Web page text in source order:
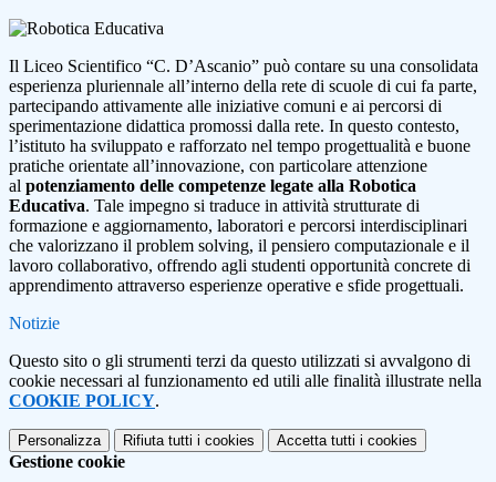
Il Liceo Scientifico “C. D’Ascanio” può contare su una consolidata
esperienza pluriennale all’interno della rete di scuole di cui fa parte,
partecipando attivamente alle iniziative comuni e ai percorsi di
sperimentazione didattica promossi dalla rete. In questo contesto,
l’istituto ha sviluppato e rafforzato nel tempo progettualità e buone
pratiche orientate all’innovazione, con particolare attenzione
al potenziamento delle competenze legate alla Robotica
Educativa. Tale impegno si traduce in attività strutturate di
formazione e aggiornamento, laboratori e percorsi interdisciplinari
che valorizzano il problem solving, il pensiero computazionale e il
lavoro collaborativo, offrendo agli studenti opportunità concrete di
apprendimento attraverso esperienze operative e sfide progettuali.
Notizie
Questo sito o gli strumenti terzi da questo utilizzati si avvalgono di
cookie necessari al funzionamento ed utili alle finalità illustrate nella
COOKIE POLICY.
Personalizza Rifiuta tutti i cookies Accetta tutti i cookies
Gestione cookie